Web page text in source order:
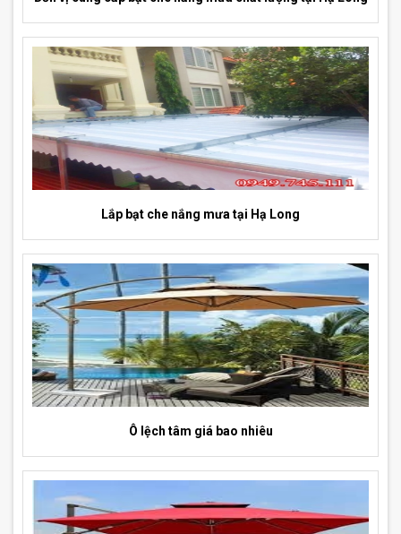
Lắp bạt che nắng mưa tại Hạ Long
Ô lệch tâm giá bao nhiêu